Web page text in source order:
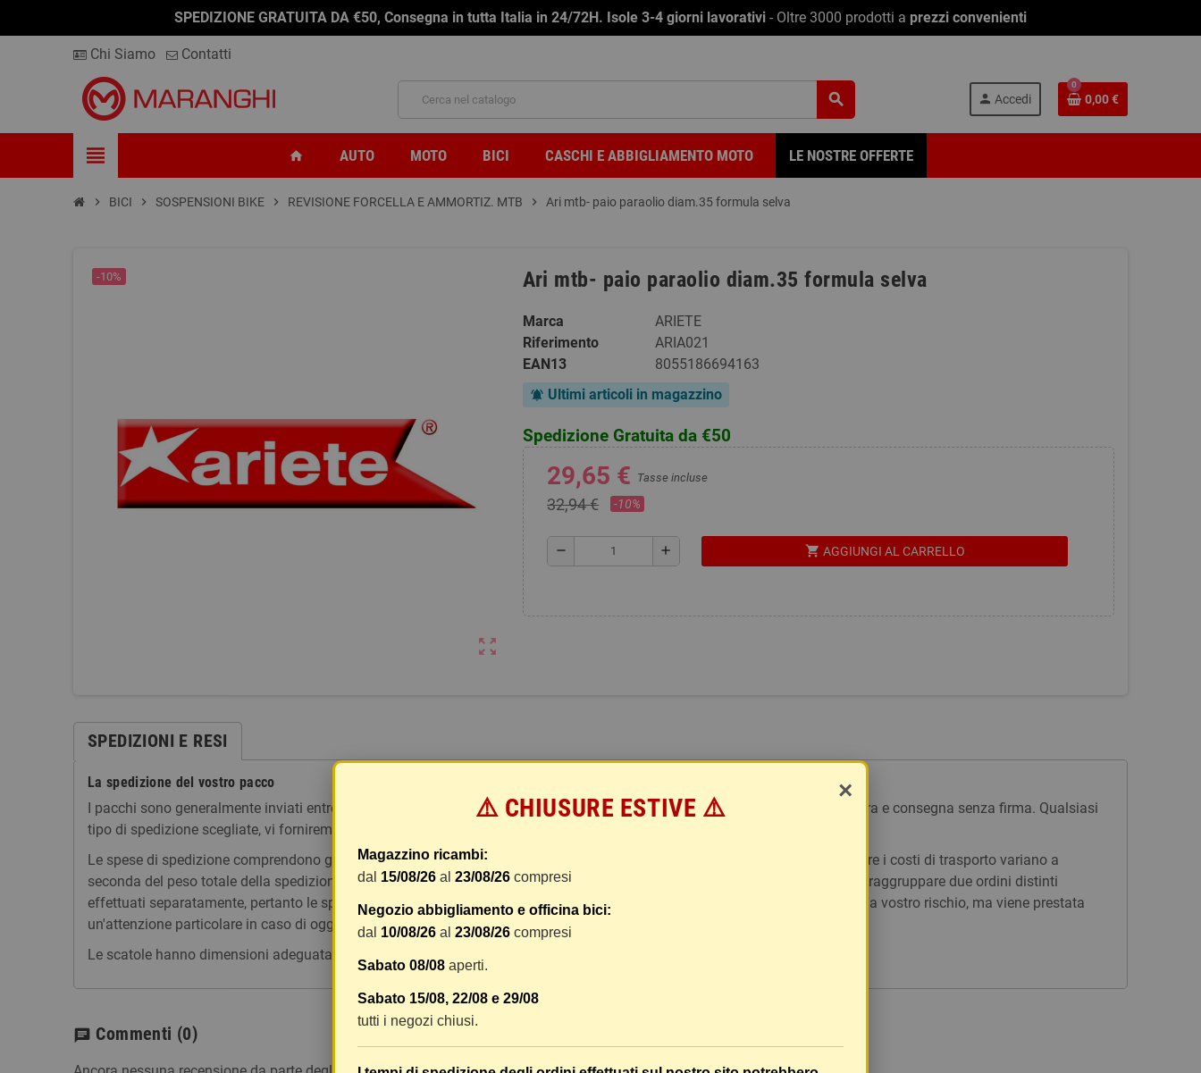
SPEDIZIONE GRATUITA DA €50, Consegna in tutta Italia in 24/72H. Isole 3-4 giorni lavorativi - Oltre 3000 prodotti a prezzi convenienti
Chi Siamo Contatti
search person Accedi
0
0,00 €
view_headline home AUTO MOTO BICI CASCHI E ABBIGLIAMENTO MOTO LE NOSTRE OFFERTE
chevron_right BICI chevron_right SOSPENSIONI BIKE chevron_right REVISIONE FORCELLA E AMMORTIZ. MTB chevron_right Ari mtb- paio paraolio diam.35 formula selva
zoom_out_map
-10% Ari mtb- paio paraolio diam.35 formula selva
Marca
ARIETE
Riferimento
ARIA021
EAN13
8055186694163
notifications_active Ultimi articoli in magazzino
Spedizione Gratuita da €50
29,65 € Tasse incluse
32,94 € -10%
remove add shopping_cart AGGIUNGI AL CARRELLO
SPEDIZIONI E RESI
La spedizione del vostro pacco
I pacchi sono generalmente inviati entro 2 giorni dal ricevimento del pagamento e vengono spediti tramite BRT con tracciatura e consegna senza firma. Qualsiasi
tipo di spedizione scegliate, vi forniremo un link per tracciare il vostro pacco online.
Le spese di spedizione comprendono gli oneri di gestione e imballaggio e le spese postali. I costi di gestione sono fissi, mentre i costi di trasporto variano a
seconda del peso totale della spedizione. Vi consigliamo di raggruppare i vostri articoli in un unico ordine. Non ci è possibile raggruppare due ordini distinti
effettuati separatamente, pertanto le spese di spedizione saranno addebitate per ognuno di essi. Il vostro pacco sarà inviato a vostro rischio, ma viene prestata
un'attenzione particolare in caso di oggetti fragili.
Le scatole hanno dimensioni adeguatamente ampie e i vostri articoli son ben protetti.
chat Commenti (0)
×
⚠️ CHIUSURE ESTIVE ⚠️
Magazzino ricambi:
dal 15/08/26 al 23/08/26 compresi
Negozio abbigliamento e officina bici:
dal 10/08/26 al 23/08/26 compresi
Sabato 08/08 aperti.
Sabato 15/08, 22/08 e 29/08
tutti i negozi chiusi.